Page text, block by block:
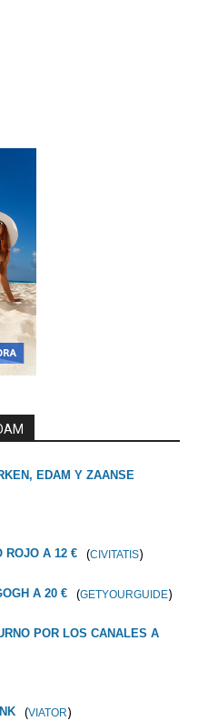
EDAM Y ZAANSE
ROJO A 12 € (CIVITATIS)
A 20 € (GETYOURGUIDE)
POR LOS CANALES A
(VIATOR)